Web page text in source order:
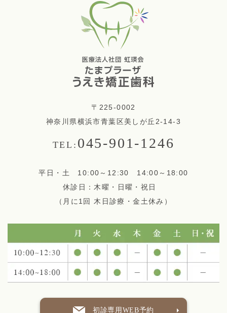
〒225-0002
神奈川県横浜市青葉区美しが丘2-14-3
TEL: 045-901-1246
平日・土 10:00～12:30 14:00～18:00
休診日：木曜・日曜・祝日
（月に1回 木日診療・金土休み）
初診専用WEB予約